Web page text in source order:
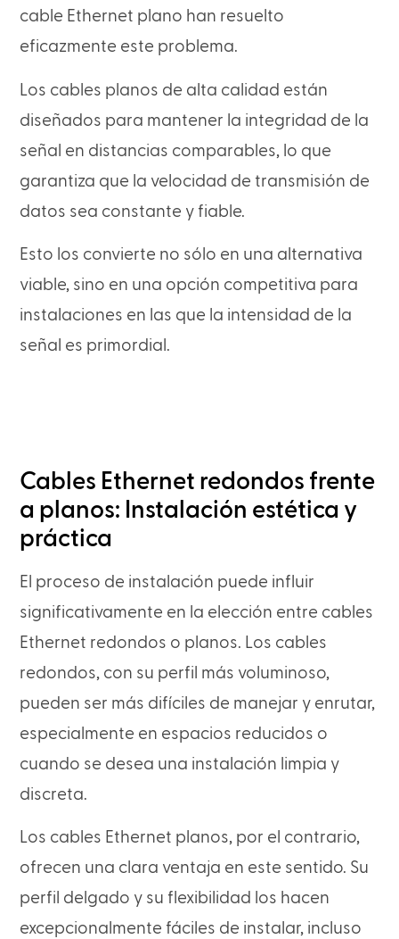
cable Ethernet plano han resuelto
eficazmente este problema.
Los cables planos de alta calidad están
diseñados para mantener la integridad de la
señal en distancias comparables, lo que
garantiza que la velocidad de transmisión de
datos sea constante y fiable.
Esto los convierte no sólo en una alternativa
viable, sino en una opción competitiva para
instalaciones en las que la intensidad de la
señal es primordial.
Cables Ethernet redondos frente
a planos: Instalación estética y
práctica
El proceso de instalación puede influir
significativamente en la elección entre cables
Ethernet redondos o planos. Los cables
redondos, con su perfil más voluminoso,
pueden ser más difíciles de manejar y enrutar,
especialmente en espacios reducidos o
cuando se desea una instalación limpia y
discreta.
Los cables Ethernet planos, por el contrario,
ofrecen una clara ventaja en este sentido. Su
perfil delgado y su flexibilidad los hacen
excepcionalmente fáciles de instalar, incluso